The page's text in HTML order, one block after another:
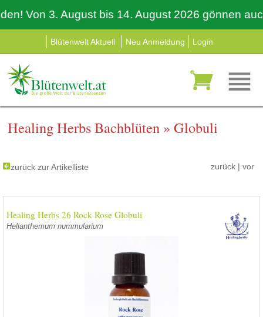
Von 3. August bis 14. August 2026 gönnen auch
Blütenwelt Aktuell Neu Anmeldung Login
Healing Herbs Bachblüten » Globuli
zurück zur Artikelliste zurück | vor
Healing Herbs 26 Rock Rose Globuli
Helianthemum nummularium